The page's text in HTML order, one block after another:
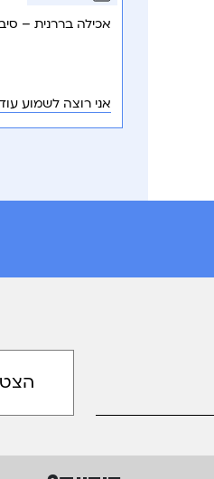
אכילה בררנית –
אני רוצה לשמוע